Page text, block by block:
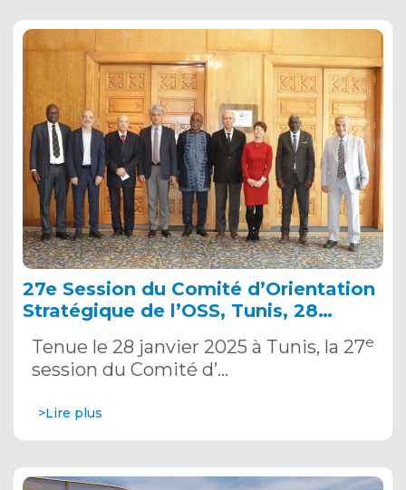
27e Session du Comité d’Orientation
Stratégique de l’OSS, Tunis, 28
Tenue le 28 janvier 2025 à Tunis, la 27e
session du Comité d’…
>Lire plus